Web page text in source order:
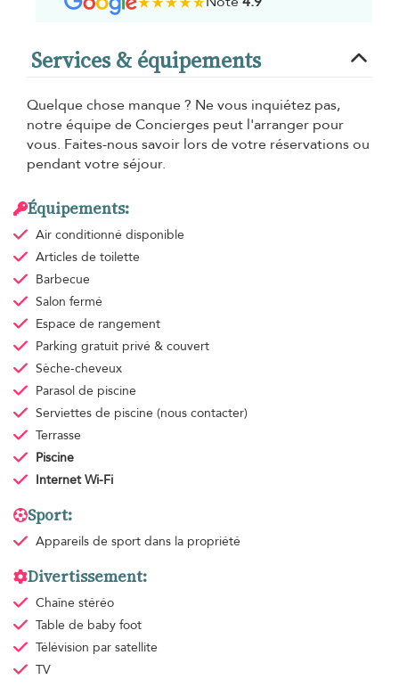
Services & équipements
Quelque chose manque ? Ne vous inquiétez pas,
notre équipe de Concierges peut l'arranger pour
vous. Faites-nous savoir lors de votre réservations ou
pendant votre séjour.
Équipements:
Air conditionné disponible
Articles de toilette
Barbecue
Salon fermé
Espace de rangement
Parking gratuit privé & couvert
Sèche-cheveux
Parasol de piscine
Serviettes de piscine (nous contacter)
Terrasse
Piscine
Internet Wi-Fi
Sport:
Appareils de sport dans la propriété
Divertissement:
Chaîne stéréo
Table de baby foot
Télévision par satellite
TV